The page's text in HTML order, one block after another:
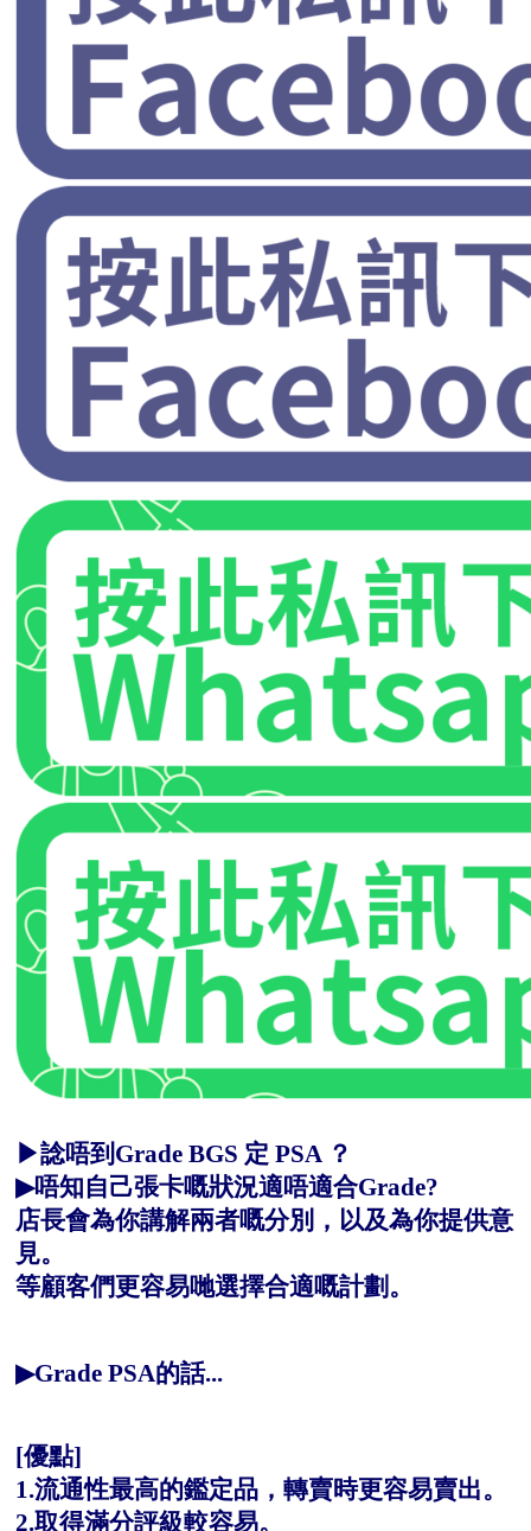
▶諗唔到Grade BGS 定 PSA ？
▶唔知自己張卡嘅狀況適唔適合Grade?
店長會為你講解兩者嘅分別，以及為你提供意
見。
等顧客們更容易哋選擇合適嘅計劃。
▶Grade PSA的話...
[優點]
1.流通性最高的鑑定品，轉賣時更容易賣出。
2.取得滿分評級較容易。